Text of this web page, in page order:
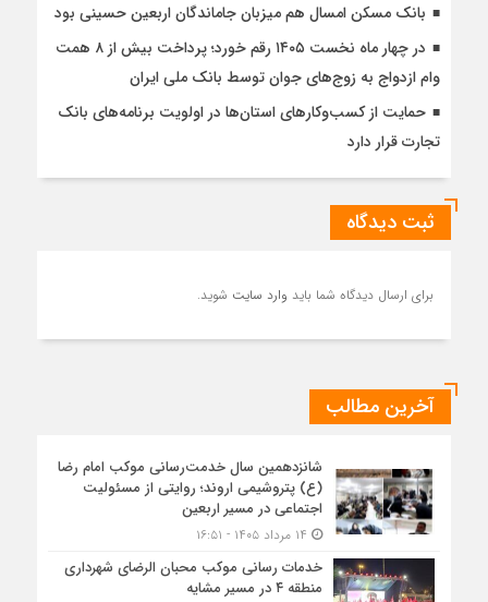
بانک مسکن امسال هم میزبان جاماندگان اربعین حسینی بود
در چهار ماه نخست ۱۴۰۵ رقم خورد؛ پرداخت بیش از ۸ همت
وام ازدواج به زوج‌های جوان توسط بانک ملی ایران
حمایت از کسب‌وکارهای استان‌ها در اولویت برنامه‌های بانک
تجارت قرار دارد
ثبت دیدگاه
برای ارسال دیدگاه شما باید وارد سایت شوید.
آخرین مطالب
شانزدهمین سال خدمت‌رسانی موکب امام رضا
(ع) پتروشیمی اروند؛ روایتی از مسئولیت
اجتماعی در مسیر اربعین
خدمات رسانی موکب محبان الرضای شهرداری
منطقه ۴ در مسیر مشایه